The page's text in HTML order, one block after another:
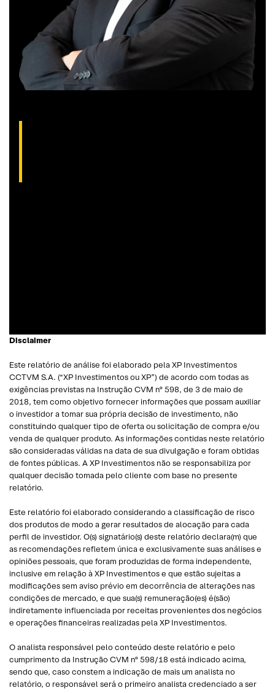
Disclaimer
Este relatório de análise foi elaborado pela XP Investimentos
CCTVM S.A. (“XP Investimentos ou XP”) de acordo com todas as
exigências previstas na Instrução CVM nº 598, de 3 de maio de
2018, tem como objetivo fornecer informações que possam auxiliar
o investidor a tomar sua própria decisão de investimento, não
constituindo qualquer tipo de oferta ou solicitação de compra e/ou
venda de qualquer produto. As informações contidas neste relatório
são consideradas válidas na data de sua divulgação e foram obtidas
de fontes públicas. A XP Investimentos não se responsabiliza por
qualquer decisão tomada pelo cliente com base no presente
relatório.
Este relatório foi elaborado considerando a classificação de risco
dos produtos de modo a gerar resultados de alocação para cada
perfil de investidor. O(s) signatário(s) deste relatório declara(m) que
as recomendações refletem única e exclusivamente suas análises e
opiniões pessoais, que foram produzidas de forma independente,
inclusive em relação à XP Investimentos e que estão sujeitas a
modificações sem aviso prévio em decorrência de alterações nas
condições de mercado, e que sua(s) remuneração(es) é(são)
indiretamente influenciada por receitas provenientes dos negócios
e operações financeiras realizadas pela XP Investimentos.
O analista responsável pelo conteúdo deste relatório e pelo
cumprimento da Instrução CVM nº 598/18 está indicado acima,
sendo que, caso constem a indicação de mais um analista no
relatório, o responsável será o primeiro analista credenciado a ser